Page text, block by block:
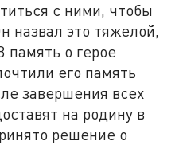
с ними, чтобы
назвал это тяжелой,
память о герое
его память
завершения всех
на родину в
решение о